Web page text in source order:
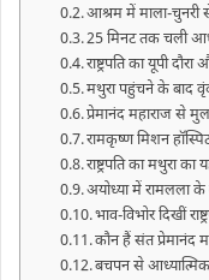
आश्रम में माला-चुनरी से
25 मिनट तक चली
राष्ट्रपति का यूपी
मथुरा पहुंचने के बाद
प्रेमानंद महाराज से
रामकृष्ण मिशन
राष्ट्रपति का मथुरा का
अयोध्या में रामलला के
भाव-विभोर दिखीं
कौन हैं संत प्रेमानंद
बचपन से